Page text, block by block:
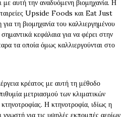
με αυτή την αναδυόμενη βιομηχανία. Η
Upside Foods και Eat Just
τη βιομηχανία του καλλιεργημένου
κεφάλαια για να φέρει στην
τα οποία όμως καλλιεργούνται στο
κρέατος με αυτή τη μέθοδο
μετριασμού των κλιματικών
Η κτηνοτροφία, ιδίως η
γνωστή για τις υψηλές εκπομπές αερίων